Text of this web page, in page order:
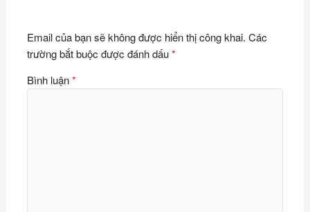
Email của bạn sẽ không được hiển thị công khai. Các
trường bắt buộc được đánh dấu*
Bình luận*